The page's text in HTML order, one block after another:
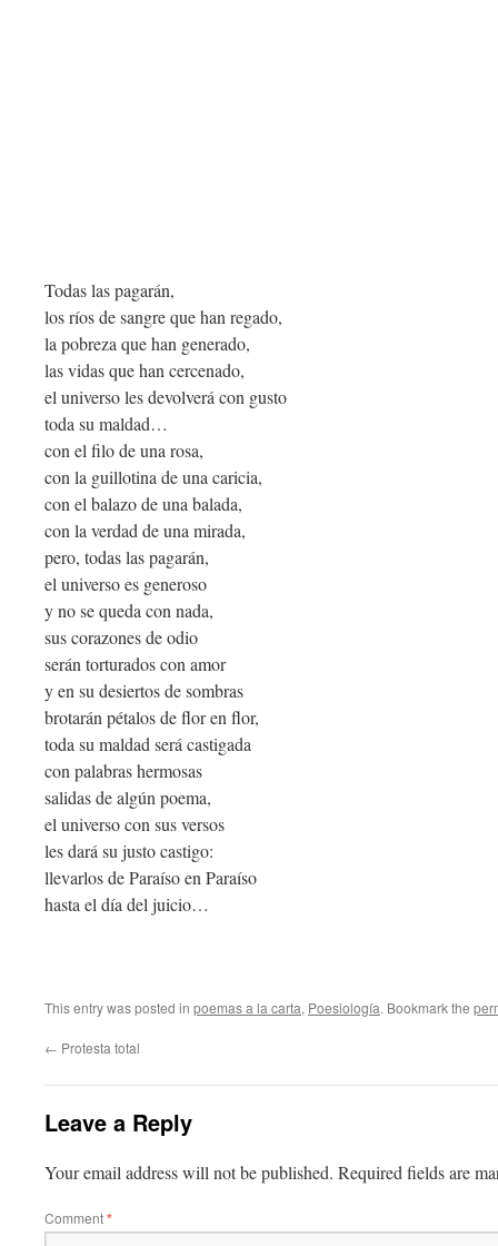
Todas las pagarán,
los ríos de sangre que han regado,
la pobreza que han generado,
las vidas que han cercenado,
el universo les devolverá con gusto
toda su maldad…
con el filo de una rosa,
con la guillotina de una caricia,
con el balazo de una balada,
con la verdad de una mirada,
pero, todas las pagarán,
el universo es generoso
y no se queda con nada,
sus corazones de odio
serán torturados con amor
y en su desiertos de sombras
brotarán pétalos de flor en flor,
toda su maldad será castigada
con palabras hermosas
salidas de algún poema,
el universo con sus versos
les dará su justo castigo:
llevarlos de Paraíso en Paraíso
hasta el día del juicio…
This entry was posted in poemas a la carta, Poesiología. Bookmark the
← Protesta total
Leave a Reply
Your email address will not be published. Required fields are
Comment*